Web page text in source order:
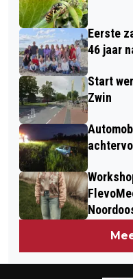
Eerste
46 jaar
Start
Zwin